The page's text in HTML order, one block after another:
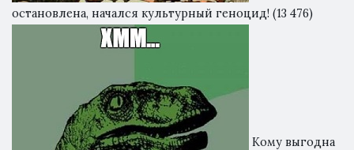
остановлена, начался культурный геноцид! (13 476)
Кому выгодна